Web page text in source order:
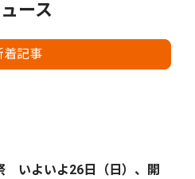
ース
着記事
いよいよ26日（日）、開